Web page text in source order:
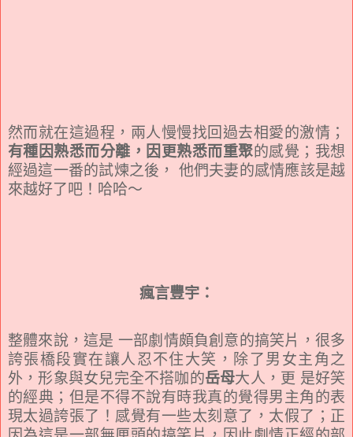
然而就在這過程，兩人慢慢找回過去相愛的激情；
有種因熟悉而分離，因更熟悉而重聚的感覺；我想
經過這一番的試煉之後， 他們夫妻的感情應該是越
來越好了吧！哈哈～
瘋言豐宇：
整體來說，這是 一部劇情頗負創意的搞笑片，很多
誇張橋段實在讓人忍不住大笑，除了男女主角之
外，形象與女兒完全不搭咖的岳母大人，更 是好笑
的經典；但是不得不說有時我真的覺得男主角的表
現太過誇張了！感覺有一些太刻意了，太假了；正